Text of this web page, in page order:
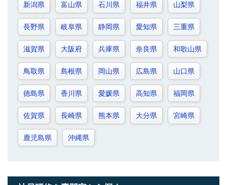
新潟県 富山県 石川県 福井県 山梨県
長野県 岐阜県 静岡県 愛知県 三重県
滋賀県 大阪府 兵庫県 奈良県 和歌山県
鳥取県 島根県 岡山県 広島県 山口県
徳島県 香川県 愛媛県 高知県 福岡県
佐賀県 長崎県 熊本県 大分県 宮崎県
鹿児島県 沖縄県